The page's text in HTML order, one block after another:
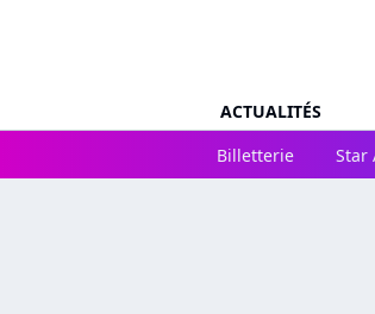
ACTUALITÉS
Billetterie
Star